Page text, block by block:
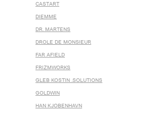
CASTART
DIEMME
DR. MARTENS
DROLE DE MONSIEUR
FAR AFIELD
FRIZMWORKS
GLEB KOSTIN .SOLUTIONS
GOLDWIN
HAN KJOBENHAVN